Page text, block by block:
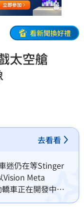
看新聞換好禮
太空艙
去看看
迷仍在等Stinger
Vision Meta
車正在開發中，